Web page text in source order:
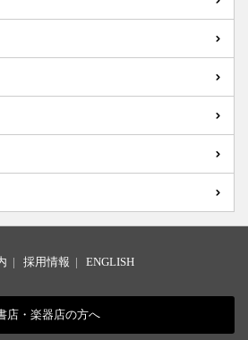
| 採用情報 | ENGLISH
店・楽器店の方へ